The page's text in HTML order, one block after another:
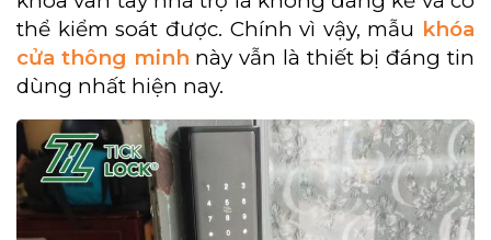
thể kiểm soát được. Chính vì vậy, mẫu khóa
cửa thông minh này vẫn là thiết bị đáng tin
dùng nhất hiện nay.